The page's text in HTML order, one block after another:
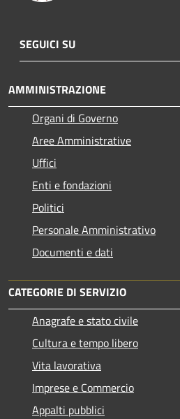
SEGUICI SU
AMMINISTRAZIONE
Organi di Governo
Aree Amministrative
Uffici
Enti e fondazioni
Politici
Personale Amministrativo
Documenti e dati
CATEGORIE DI SERVIZIO
Anagrafe e stato civile
Cultura e tempo libero
Vita lavorativa
Imprese e Commercio
Appalti pubblici